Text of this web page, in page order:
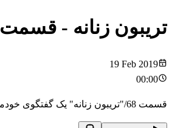
تریبون زنانه - قسمت
19 Feb 2019
00:00
قسمت 68/"تریبون زنانه" یک گفتگوی خودمانی،برنامه ای از رادیو نشاط استرالیا با اجرای خود شما خانم ها /گفتگو با خانم فرشته/ کاری از...ناهید امامی